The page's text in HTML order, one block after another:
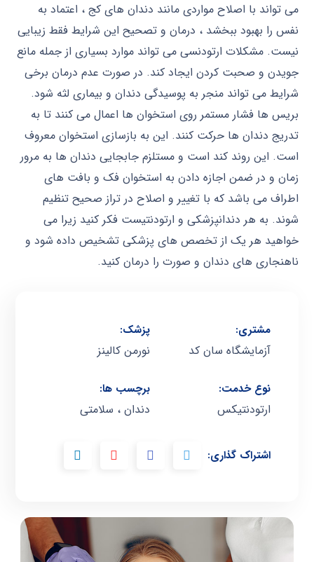
می تواند با اصلاح مواردی مانند دندان های کج ، اعتماد به
نفس را بهبود ببخشد ، درمان و تصحیح این شرایط فقط زیبایی
نیست. مشکلات ارتودنسی می تواند موارد بسیاری از جمله مانع
جویدن و صحبت کردن ایجاد کند. در صورت عدم درمان برخی
شرایط می تواند منجر به پوسیدگی دندان و بیماری لثه شود.
بریس ها فشار مستمر روی استخوان ها اعمال می کنند تا به
تدریج دندان ها حرکت کنند. این به بازسازی استخوان معروف
است. این روند کند است و مستلزم جابجایی دندان ها به مرور
زمان و در ضمن اجازه دادن به استخوان فک و بافت های
اطراف می باشد که با تغییر و اصلاح در تراز صحیح تنظیم
شوند. به هر دندانپزشکی و ارتودنتیست فکر کنید زیرا می
خواهید هر یک از تخصص های پزشکی تشخیص داده شود و
ناهنجاری های دندان و صورت را درمان کنید.
مشتری:
آزمایشگاه سان کد
پزشک:
نورمن کالینز
نوع خدمت:
ارتودنتیکس
برچسب ها:
دندان ، سلامتی
اشتراک گذاری: